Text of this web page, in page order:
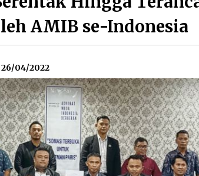
AMIB se-Indonesia
26/04/2022